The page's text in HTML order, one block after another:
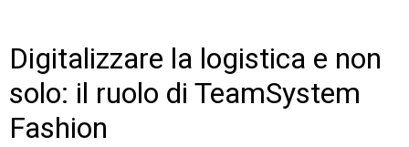
Digitalizzare la logistica e non
solo: il ruolo di TeamSystem
Fashion